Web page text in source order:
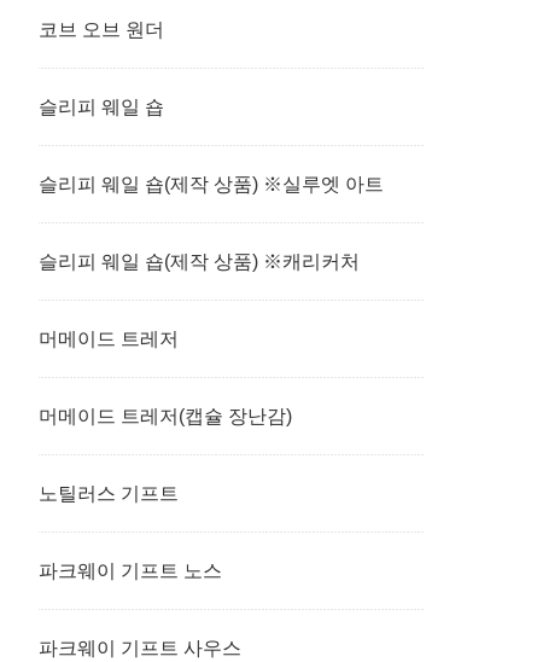
코브 오브 원더
슬리피 웨일 숍
슬리피 웨일 숍(제작 상품) ※실루엣 아트
슬리피 웨일 숍(제작 상품) ※캐리커처
머메이드 트레저
머메이드 트레저(캡슐 장난감)
노틸러스 기프트
파크웨이 기프트 노스
파크웨이 기프트 사우스